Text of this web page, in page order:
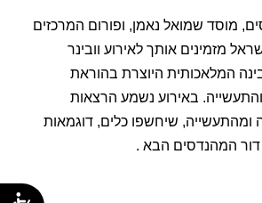
מוסד שמואל נאמן, ופורום המרכזים
מזמינים אותך לאירוע וובינר
המלאכותית היוצרת בהוראת
באירוע נשמע הרצאות
שיחשפו כלים, דוגמאות
המהנדסים הבא .